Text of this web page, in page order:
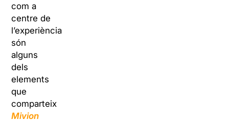
com a
centre de
l’experiència
són
alguns
dels
elements
que
comparteix
Mivion